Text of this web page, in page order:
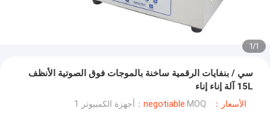
1
/
1
سي / بنفايات الرقمية ساخنة بالموجات فوق الصوتية الأنظف
15L آلة إناء إناء
الأسعار：negotiable MOQ：أجهزة الكمبيوتر 1